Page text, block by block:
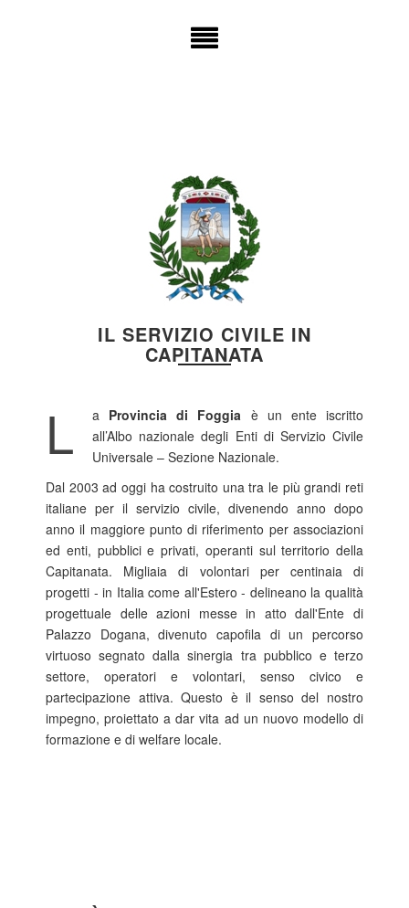
IL SERVIZIO CIVILE IN
CAPITANATA
L a Provincia di Foggia è un ente iscritto
all’Albo nazionale degli Enti di Servizio Civile
Universale – Sezione Nazionale.
Dal 2003 ad oggi ha costruito una tra le più grandi reti
italiane per il servizio civile, divenendo anno dopo
anno il maggiore punto di riferimento per associazioni
ed enti, pubblici e privati, operanti sul territorio della
Capitanata. Migliaia di volontari per centinaia di
progetti - in Italia come all'Estero - delineano la qualità
progettuale delle azioni messe in atto dall'Ente di
Palazzo Dogana, divenuto capofila di un percorso
virtuoso segnato dalla sinergia tra pubblico e terzo
settore, operatori e volontari, senso civico e
partecipazione attiva. Questo è il senso del nostro
impegno, proiettato a dar vita ad un nuovo modello di
formazione e di welfare locale.